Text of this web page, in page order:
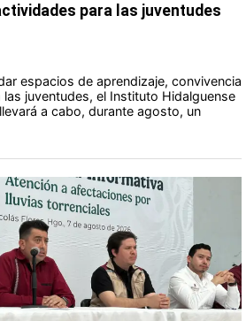
para las juventudes
espacios de aprendizaje, convivencia
juventudes, el Instituto Hidalguense
a cabo, durante agosto, un